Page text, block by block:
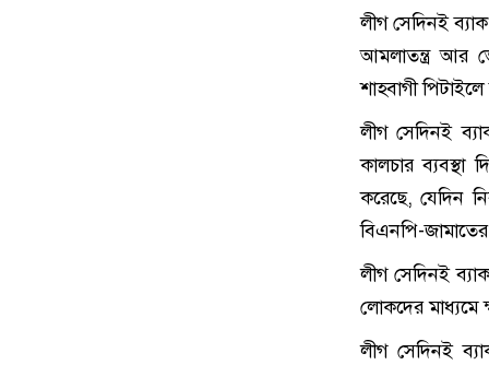
লীগ সেদিনই
আমলাতন্ত্র আর
শাহবাগী
লীগ সেদিনই
কালচার ব্যবস্থা
করেছে, যেদিন
বিএনপি-
লীগ সেদিনই
লোকদের মাধ্যমে
লীগ সেদিনই